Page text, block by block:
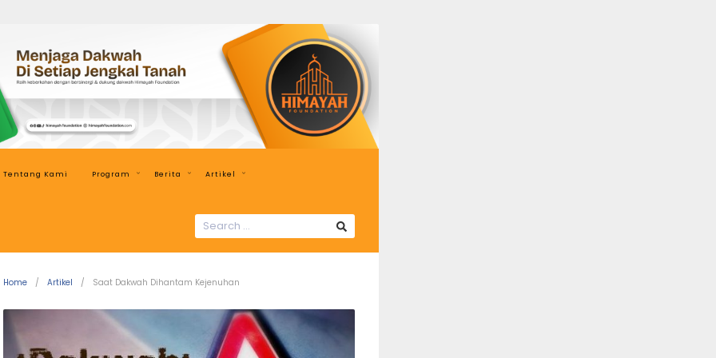
Himayah
Foundation
Menjaga
Dakwah
di
Setiap
Jengkal
Tentang Kami Program Berita Artikel
FOR:
Home Artikel Saat Dakwah Dihantam Kejenuhan